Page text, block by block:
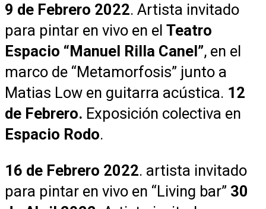
9 de Febrero 2022. Artista invitado
para pintar en vivo en el Teatro
Espacio “Manuel Rilla Canel”, en el
marco de “Metamorfosis” junto a
Matias Low en guitarra acústica. 12
de Febrero. Exposición colectiva en
Espacio Rodo.
16 de Febrero 2022. artista invitado
para pintar en vivo en “Living bar” 30